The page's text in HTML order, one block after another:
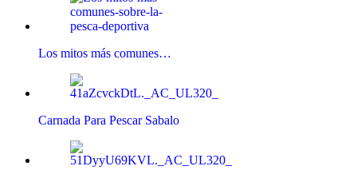
Los mitos más comunes…
Carnada Para Pescar Sabalo